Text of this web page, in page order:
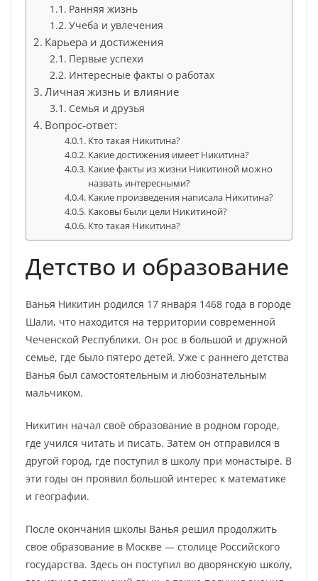
Ранняя жизнь
Учеба и увлечения
Карьера и достижения
Первые успехи
Интересные факты о работах
Личная жизнь и влияние
Семья и друзья
Вопрос-ответ:
Кто такая Никитина?
Какие достижения имеет Никитина?
Какие факты из жизни Никитиной можно
назвать интересными?
Какие произведения написала Никитина?
Каковы были цели Никитиной?
Кто такая Никитина?
Детство и образование
Ванья Никитин родился 17 января 1468 года в городе
Шали, что находится на территории современной
Чеченской Республики. Он рос в большой и дружной
семье, где было пятеро детей. Уже с раннего детства
Ванья был самостоятельным и любознательным
мальчиком.
Никитин начал своё образование в родном городе,
где учился читать и писать. Затем он отправился в
другой город, где поступил в школу при монастыре. В
эти годы он проявил большой интерес к математике
и географии.
После окончания школы Ванья решил продолжить
свое образование в Москве — столице Российского
государства. Здесь он поступил во дворянскую школу,